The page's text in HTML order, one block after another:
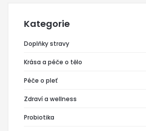
Kategorie
Doplňky stravy
Krása a péče o tělo
Péče o pleť
Zdraví a wellness
Probiotika